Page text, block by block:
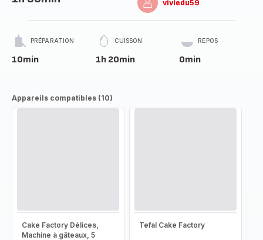
viviedu59
PRÉPARATION
10min
CUISSON
1h 20min
REPOS
0min
Appareils compatibles (10)
Cake Factory Délices,
Machine à gâteaux, 5
Tefal Cake Factory